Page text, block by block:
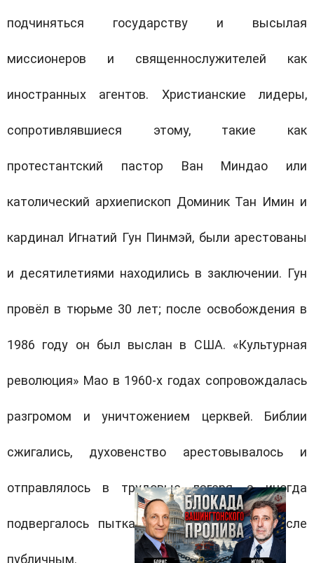
подчиняться государству и высылая
миссионеров и священнослужителей как
иностранных агентов. Христианские лидеры,
сопротивлявшиеся этому, такие как
протестантский пастор Ван Миндао или
католический архиепископ Доминик Тан Имин и
кардинал Игнатий Гун Пинмэй, были арестованы
и десятилетиями находились в заключении. Гун
провёл в тюрьме 30 лет; после освобождения в
1986 году он был выслан в США. «Культурная
революция» Мао в 1960-х годах сопровождалась
разгромом и уничтожением церквей. Библии
сжигались, духовенство арестовывалось и
отправлялось в трудовые лагеря, а иногда
подвергалось пыткам и казням, в том числе
публичным.